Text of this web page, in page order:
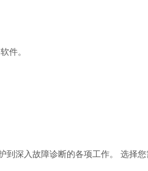
件。
深入故障诊断的各项工作。 选择